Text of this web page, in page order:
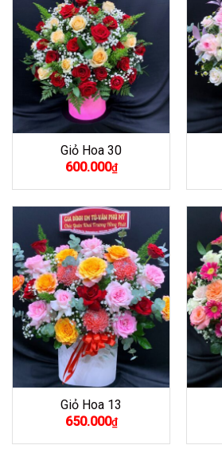
Giỏ Hoa 30
600.000₫
Giỏ Hoa 13
650.000₫